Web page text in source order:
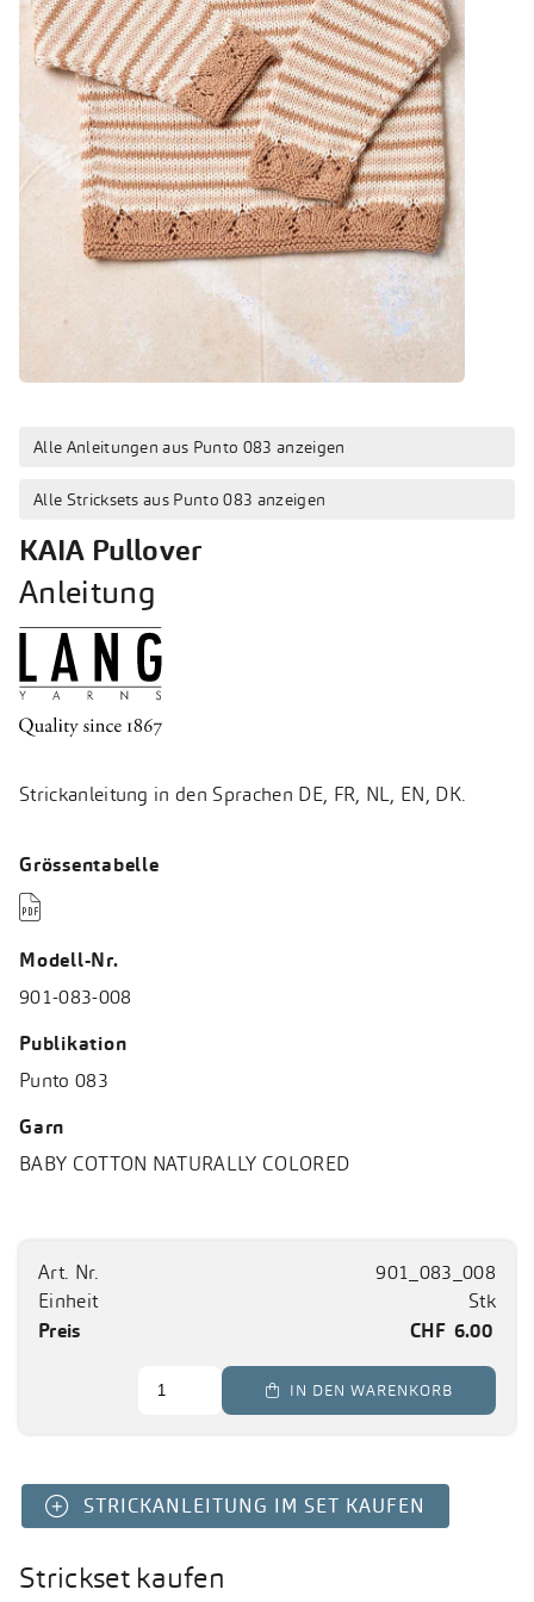
Alle Anleitungen aus Punto 083 anzeigen
Alle Stricksets aus Punto 083 anzeigen
KAIA Pullover
Anleitung
Strickanleitung in den Sprachen DE, FR, NL, EN, DK.
Grössentabelle

Modell-Nr.
901-083-008
Publikation
Punto 083
Garn
BABY COTTON NATURALLY COLORED
Art. Nr.
901_083_008
Einheit
Stk
Preis
CHF 6.00
 IN DEN WARENKORB
STRICKANLEITUNG IM SET KAUFEN
Strickset kaufen